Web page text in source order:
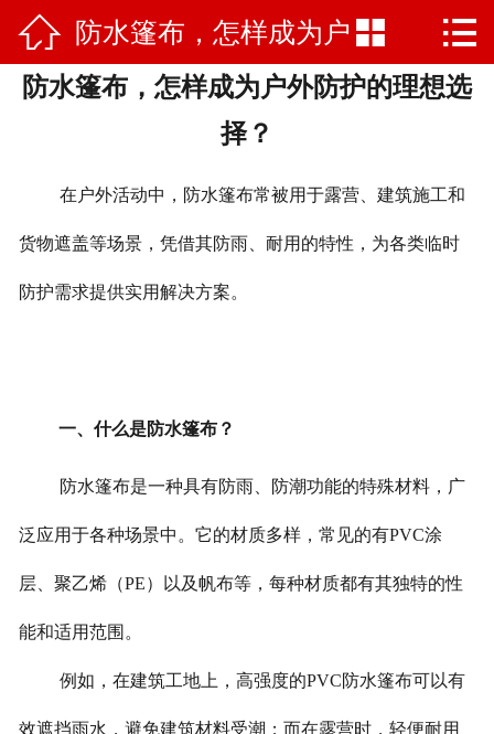
 网站首页
项目案例
产品中心
新闻中心
合作客户
联系我们
 防水篷布，怎样成为户
外防护的理想选择？
 
防水篷布，怎样成为户外防护的理想选
择？
在户外活动中，防水篷布常被用于露营、建筑施工和
货物遮盖等场景，凭借其防雨、耐用的特性，为各类临时
防护需求提供实用解决方案。
一、什么是防水篷布？
防水篷布是一种具有防雨、防潮功能的特殊材料，广
泛应用于各种场景中。它的材质多样，常见的有PVC涂
层、聚乙烯（PE）以及帆布等，每种材质都有其独特的性
能和适用范围。
例如，在建筑工地上，高强度的PVC防水篷布可以有
效遮挡雨水，避免建筑材料受潮；而在露营时，轻便耐用